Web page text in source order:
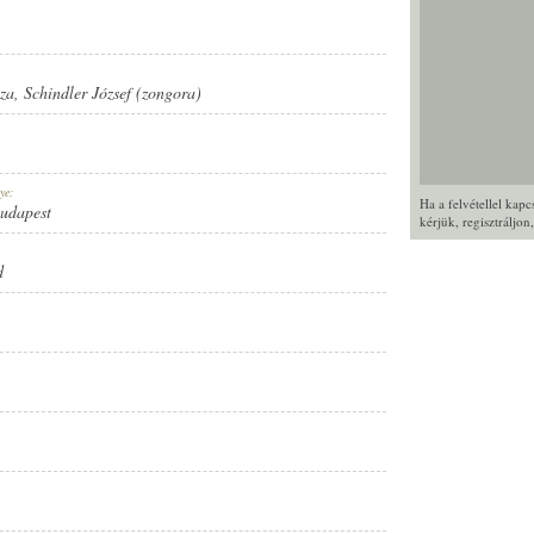
Ha a felvétellel
kérjük, regisztráljon
, Schindler József (zongora)